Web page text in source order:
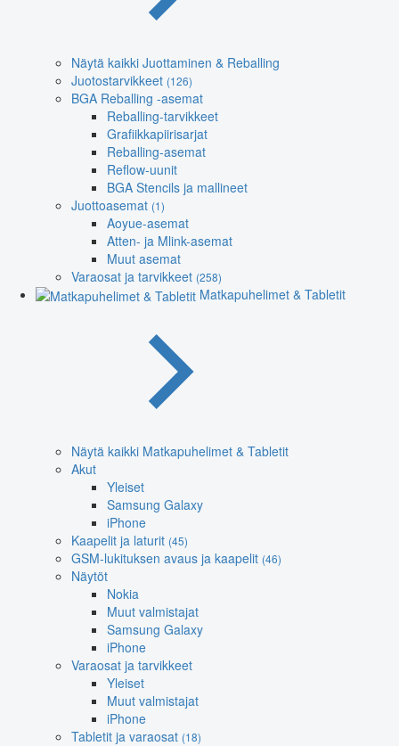
Näytä kaikki Juottaminen & Reballing
Juotostarvikkeet (126)
BGA Reballing -asemat
Reballing-tarvikkeet
Grafiikkapiirisarjat
Reballing-asemat
Reflow-uunit
BGA Stencils ja mallineet
Juottoasemat (1)
Aoyue-asemat
Atten- ja Mlink-asemat
Muut asemat
Varaosat ja tarvikkeet (258)
Matkapuhelimet & Tabletit
Näytä kaikki Matkapuhelimet & Tabletit
Akut
Yleiset
Samsung Galaxy
iPhone
Kaapelit ja laturit (45)
GSM-lukituksen avaus ja kaapelit (46)
Näytöt
Nokia
Muut valmistajat
Samsung Galaxy
iPhone
Varaosat ja tarvikkeet
Yleiset
Muut valmistajat
iPhone
Tabletit ja varaosat (18)